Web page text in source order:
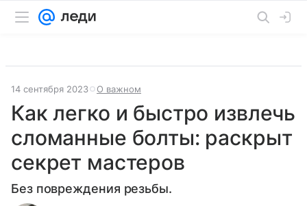
14 сентября 2023 О важном
Как легко и быстро извлечь
сломанные болты: раскрыт
секрет мастеров
Без повреждения резьбы.